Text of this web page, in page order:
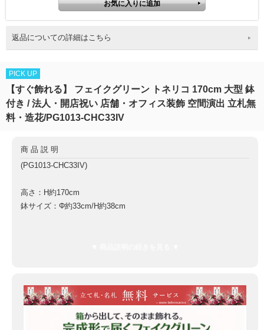
返品についての詳細はこちら
PICK UP
【すぐ飾れる】 フェイクグリーン トネリコ 170cm 大型 鉢
付き / 法人・開店祝い 店舗・オフィス装飾 空間演出 立札無
料・造花/PG1013-CHC33IV
商品説明
(PG1013-CHC33IV)
高さ：H約170cm
鉢サイズ：Φ約33cm/H約38cm